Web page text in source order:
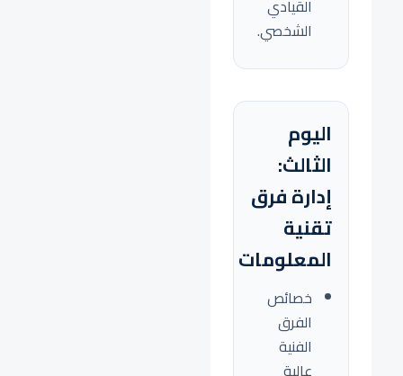
القيادي
الشخصي.
اليوم
الثالث:
إدارة فرق
تقنية
المعلومات
خصائص
الفرق
الفنية
عالية